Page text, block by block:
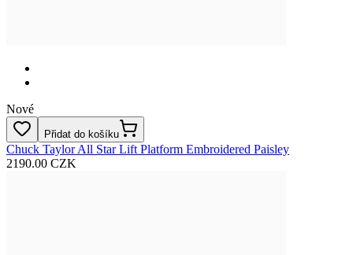
Nové
Přidat do košíku
Chuck Taylor All Star Lift Platform Embroidered Paisley
2190.00 CZK